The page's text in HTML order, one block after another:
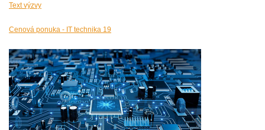
Text výzvy
Cenová ponuka - IT technika 19